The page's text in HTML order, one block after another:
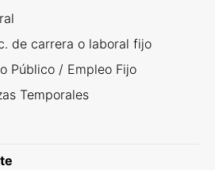
de carrera o laboral fijo
Público / Empleo Fijo
Temporales